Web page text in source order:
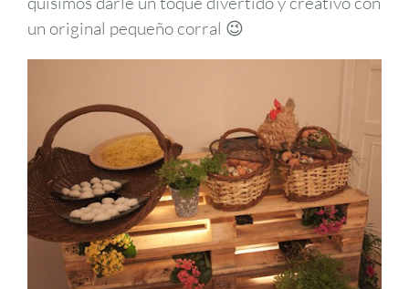
un original pequeño corral 😉